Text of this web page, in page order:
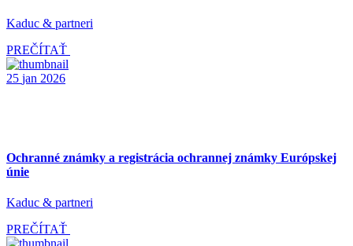
Kaduc & partneri
PREČÍTAŤ
25 jan 2026
Ochranné známky a registrácia ochrannej známky Európskej
únie
Kaduc & partneri
PREČÍTAŤ